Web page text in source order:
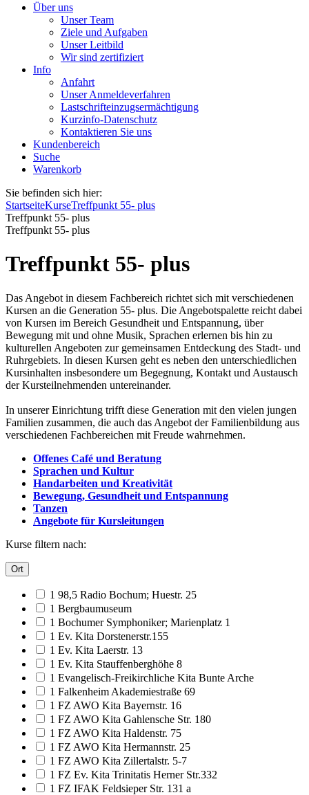
Über uns
Unser Team
Ziele und Aufgaben
Unser Leitbild
Wir sind zertifiziert
Info
Anfahrt
Unser Anmeldeverfahren
Lastschrifteinzugsermächtigung
Kurzinfo-Datenschutz
Kontaktieren Sie uns
Kundenbereich
Suche
Warenkorb
Sie befinden sich hier:
StartseiteKurseTreffpunkt 55- plus
Treffpunkt 55- plus
Treffpunkt 55- plus
Treffpunkt 55- plus
Das Angebot in diesem Fachbereich richtet sich mit verschiedenen
Kursen an die Generation 55- plus. Die Angebotspalette reicht dabei
von Kursen im Bereich Gesundheit und Entspannung, über
Bewegung mit und ohne Musik, Sprachen erlernen bis hin zu
kulturellen Angeboten zur gemeinsamen Entdeckung des Stadt- und
Ruhrgebiets. In diesen Kursen geht es neben den unterschiedlichen
Kursinhalten insbesondere um Begegnung, Kontakt und Austausch
der Kursteilnehmenden untereinander.
In unserer Einrichtung trifft diese Generation mit den vielen jungen
Familien zusammen, die auch das Angebot der Familienbildung aus
verschiedenen Fachbereichen mit Freude wahrnehmen.
Offenes Café und Beratung
Sprachen und Kultur
Handarbeiten und Kreativität
Bewegung, Gesundheit und Entspannung
Tanzen
Angebote für Kursleitungen
Kurse filtern nach:
Ort
1 98,5 Radio Bochum; Huestr. 25
1 Bergbaumuseum
1 Bochumer Symphoniker; Marienplatz 1
1 Ev. Kita Dorstenerstr.155
1 Ev. Kita Laerstr. 13
1 Ev. Kita Stauffenberghöhe 8
1 Evangelisch-Freikirchliche Kita Bunte Arche
1 Falkenheim Akademiestraße 69
1 FZ AWO Kita Bayernstr. 16
1 FZ AWO Kita Gahlensche Str. 180
1 FZ AWO Kita Haldenstr. 75
1 FZ AWO Kita Hermannstr. 25
1 FZ AWO Kita Zillertalstr. 5-7
1 FZ Ev. Kita Trinitatis Herner Str.332
1 FZ IFAK Feldsieper Str. 131 a